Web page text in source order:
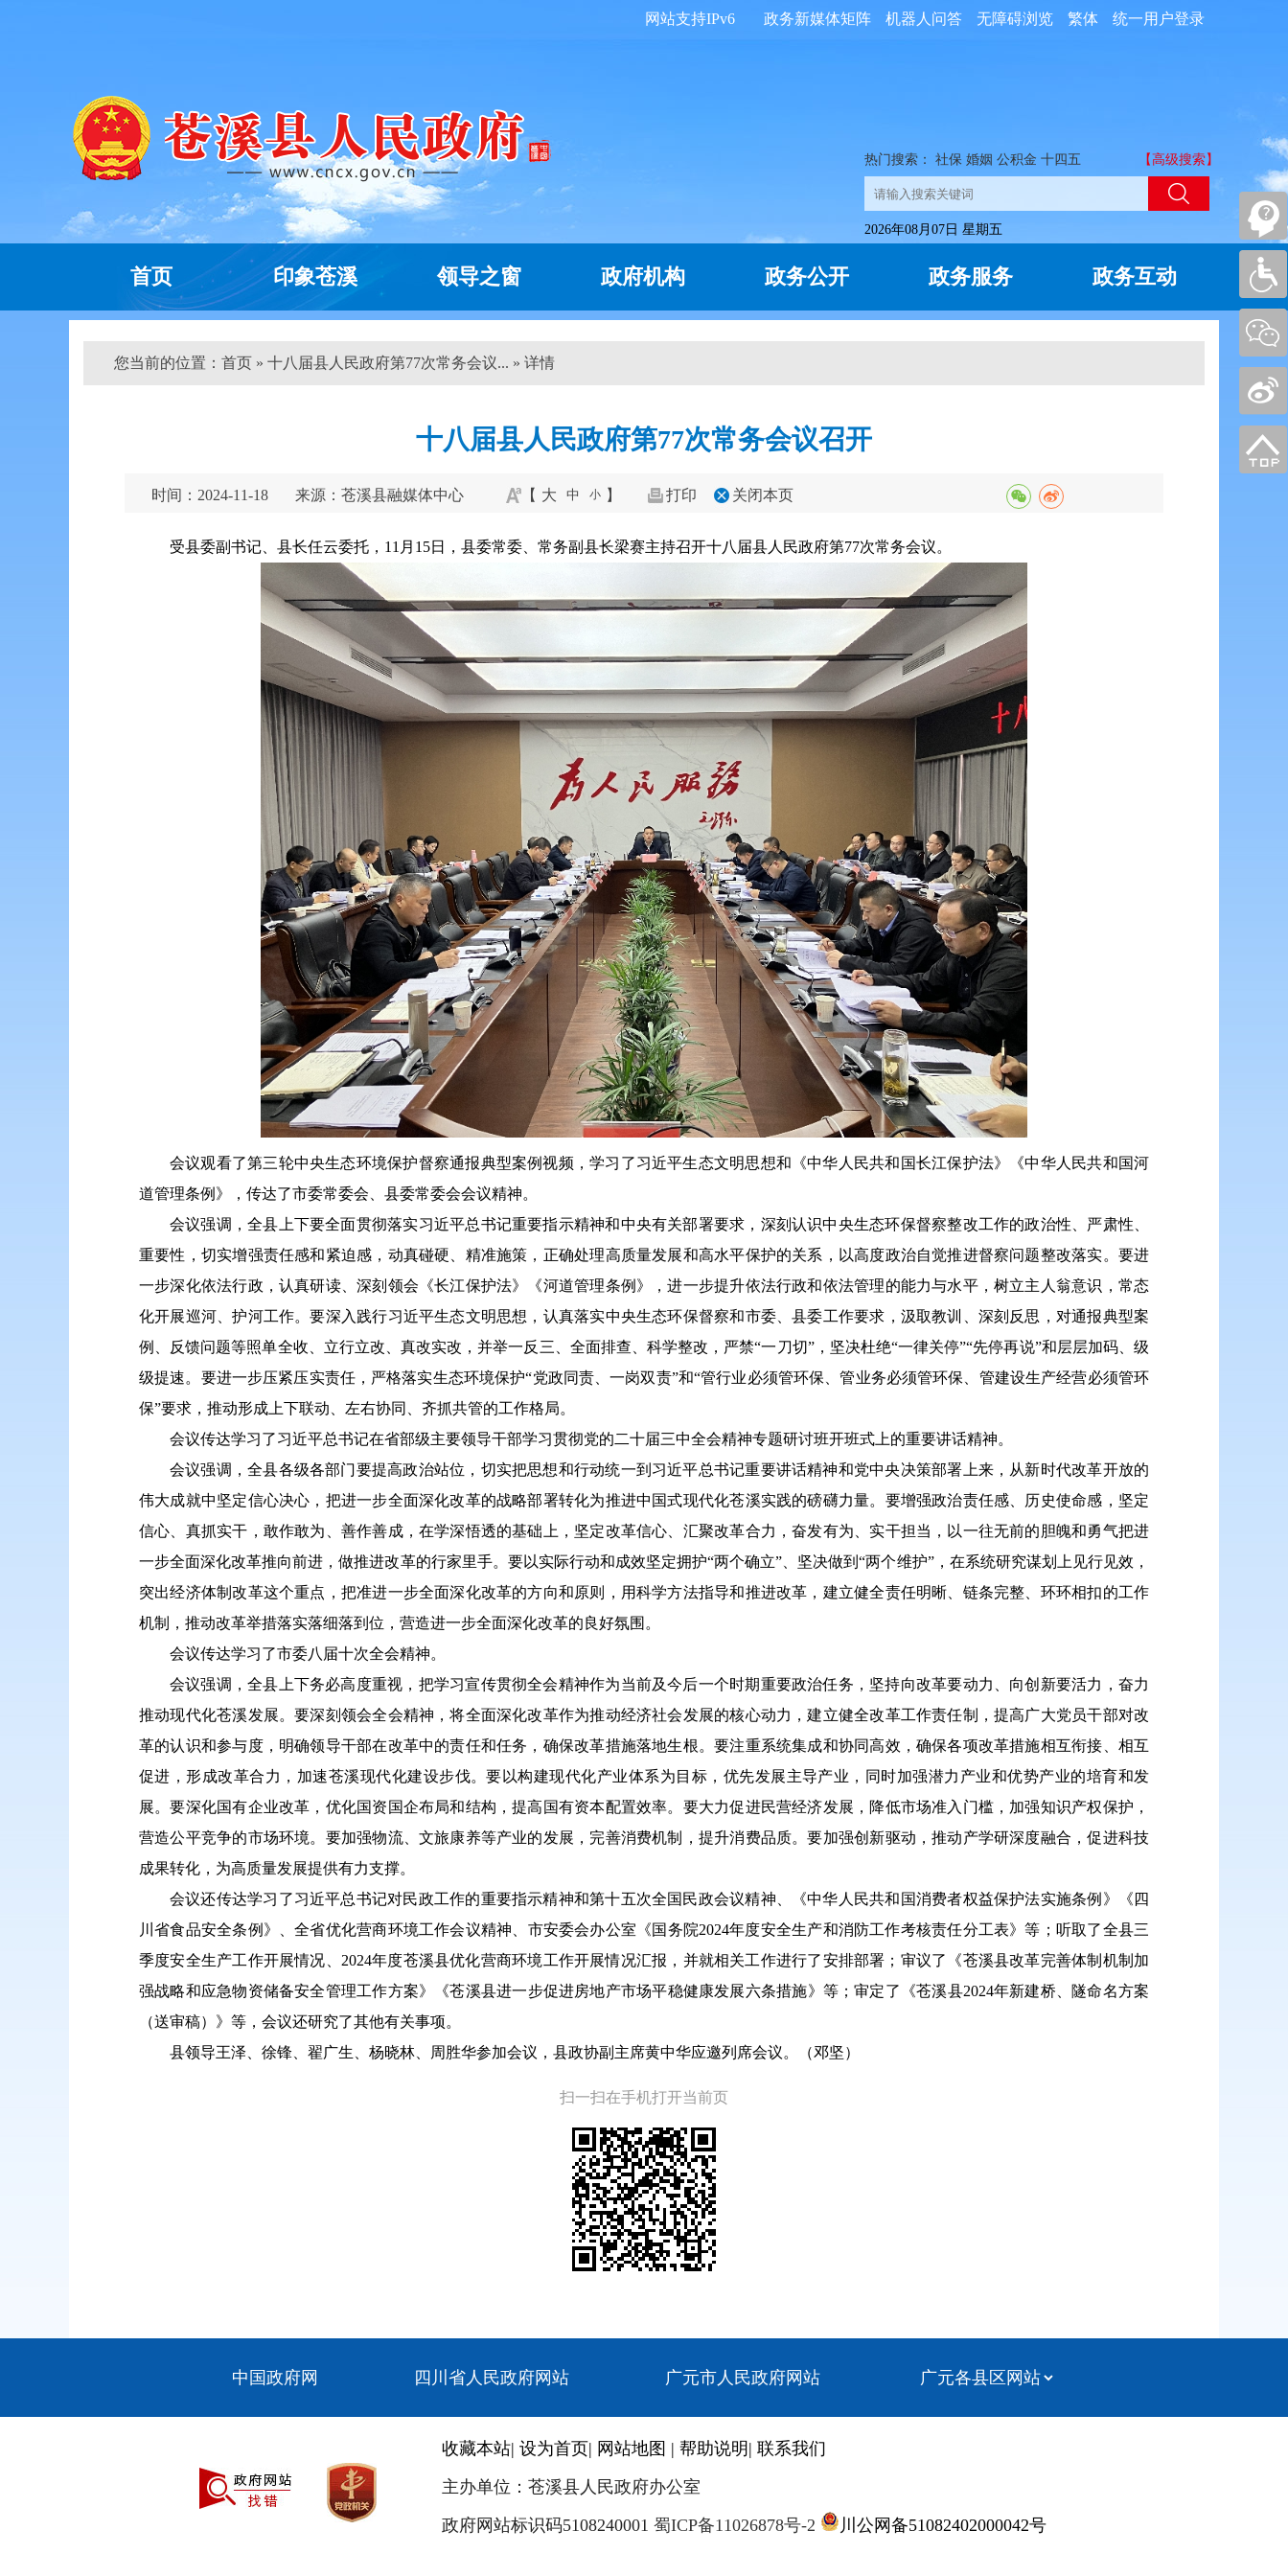
统一用户登录
繁体
无障碍浏览
机器人问答
政务新媒体矩阵
网站支持IPv6
热门搜索： 社保 婚姻 公积金 十四五 【高级搜索】
2026年08月07日 星期五
首页 印象苍溪 领导之窗 政府机构 政务公开 政务服务 政务互动
您当前的位置： 首页 » 十八届县人民政府第77次常务会议... » 详情
十八届县人民政府第77次常务会议召开
时间：2024-11-18 来源：苍溪县融媒体中心 【 大 中 小 】 打印 关闭本页
受县委副书记、县长任云委托，11月15日，县委常委、常务副县长梁赛主持召开十八届县人民政府第77次常务会议。
会议观看了第三轮中央生态环境保护督察通报典型案例视频，学习了习近平生态文明思想和《中华人民共和国长江保护法》《中华人民共和国河
道管理条例》，传达了市委常委会、县委常委会会议精神。
会议强调，全县上下要全面贯彻落实习近平总书记重要指示精神和中央有关部署要求，深刻认识中央生态环保督察整改工作的政治性、严肃性、
重要性，切实增强责任感和紧迫感，动真碰硬、精准施策，正确处理高质量发展和高水平保护的关系，以高度政治自觉推进督察问题整改落实。要进
一步深化依法行政，认真研读、深刻领会《长江保护法》《河道管理条例》，进一步提升依法行政和依法管理的能力与水平，树立主人翁意识，常态
化开展巡河、护河工作。要深入践行习近平生态文明思想，认真落实中央生态环保督察和市委、县委工作要求，汲取教训、深刻反思，对通报典型案
例、反馈问题等照单全收、立行立改、真改实改，并举一反三、全面排查、科学整改，严禁“一刀切”，坚决杜绝“一律关停”“先停再说”和层层加码、级
级提速。要进一步压紧压实责任，严格落实生态环境保护“党政同责、一岗双责”和“管行业必须管环保、管业务必须管环保、管建设生产经营必须管环
保”要求，推动形成上下联动、左右协同、齐抓共管的工作格局。
会议传达学习了习近平总书记在省部级主要领导干部学习贯彻党的二十届三中全会精神专题研讨班开班式上的重要讲话精神。
会议强调，全县各级各部门要提高政治站位，切实把思想和行动统一到习近平总书记重要讲话精神和党中央决策部署上来，从新时代改革开放的
伟大成就中坚定信心决心，把进一步全面深化改革的战略部署转化为推进中国式现代化苍溪实践的磅礴力量。要增强政治责任感、历史使命感，坚定
信心、真抓实干，敢作敢为、善作善成，在学深悟透的基础上，坚定改革信心、汇聚改革合力，奋发有为、实干担当，以一往无前的胆魄和勇气把进
一步全面深化改革推向前进，做推进改革的行家里手。要以实际行动和成效坚定拥护“两个确立”、坚决做到“两个维护”，在系统研究谋划上见行见效，
突出经济体制改革这个重点，把准进一步全面深化改革的方向和原则，用科学方法指导和推进改革，建立健全责任明晰、链条完整、环环相扣的工作
机制，推动改革举措落实落细落到位，营造进一步全面深化改革的良好氛围。
会议传达学习了市委八届十次全会精神。
会议强调，全县上下务必高度重视，把学习宣传贯彻全会精神作为当前及今后一个时期重要政治任务，坚持向改革要动力、向创新要活力，奋力
推动现代化苍溪发展。要深刻领会全会精神，将全面深化改革作为推动经济社会发展的核心动力，建立健全改革工作责任制，提高广大党员干部对改
革的认识和参与度，明确领导干部在改革中的责任和任务，确保改革措施落地生根。要注重系统集成和协同高效，确保各项改革措施相互衔接、相互
促进，形成改革合力，加速苍溪现代化建设步伐。要以构建现代化产业体系为目标，优先发展主导产业，同时加强潜力产业和优势产业的培育和发
展。要深化国有企业改革，优化国资国企布局和结构，提高国有资本配置效率。要大力促进民营经济发展，降低市场准入门槛，加强知识产权保护，
营造公平竞争的市场环境。要加强物流、文旅康养等产业的发展，完善消费机制，提升消费品质。要加强创新驱动，推动产学研深度融合，促进科技
成果转化，为高质量发展提供有力支撑。
会议还传达学习了习近平总书记对民政工作的重要指示精神和第十五次全国民政会议精神、《中华人民共和国消费者权益保护法实施条例》《四
川省食品安全条例》、全省优化营商环境工作会议精神、市安委会办公室《国务院2024年度安全生产和消防工作考核责任分工表》等；听取了全县三
季度安全生产工作开展情况、2024年度苍溪县优化营商环境工作开展情况汇报，并就相关工作进行了安排部署；审议了《苍溪县改革完善体制机制加
强战略和应急物资储备安全管理工作方案》《苍溪县进一步促进房地产市场平稳健康发展六条措施》等；审定了《苍溪县2024年新建桥、隧命名方案
（送审稿）》等，会议还研究了其他有关事项。
县领导王泽、徐锋、翟广生、杨晓林、周胜华参加会议，县政协副主席黄中华应邀列席会议。（邓坚）
扫一扫在手机打开当前页
中国政府网 四川省人民政府网站 广元市人民政府网站
收藏本站| 设为首页| 网站地图 | 帮助说明 | 联系我们
主办单位：苍溪县人民政府办公室
政府网站标识码5108240001 蜀ICP备11026878号-2 川公网备51082402000042号